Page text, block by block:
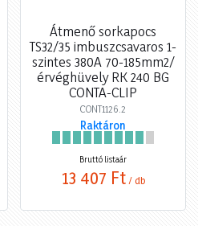
Átmenő sorkapocs
TS32/35 imbuszcsavaros 1-
szintes 380A 70-185mm2/
érvéghüvely RK 240 BG
CONTA-CLIP
CONT1126.2
Raktáron
Bruttó listaár
13 407 Ft / db